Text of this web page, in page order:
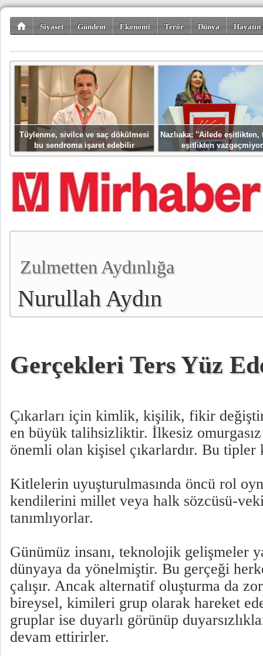
Siyaset Gündem Ekonomi Terör Dünya
Tüylenme, sivilce ve saç dökülmesi
bu sendroma işaret edebilir
Nazlıaka: ''Ailede eşitlikten,
eşitlikten
Zulmetten Aydınlığa
Nurullah Aydın
Gerçekleri Ters Yüz
Çıkarları için kimlik, kişilik, fikir
en büyük talihsizliktir. İlkesiz
önemli olan kişisel çıkarlardır. Bu tipler
Kitlelerin uyuşturulmasında öncü rol
kendilerini millet veya halk sözcüsü-
tanımlıyorlar.
Günümüz insanı, teknolojik gelişmeler
dünyaya da yönelmiştir. Bu gerçeği
çalışır. Ancak alternatif oluşturma da
bireysel, kimileri grup olarak hareket
gruplar ise duyarlı görünüp
devam ettirirler.